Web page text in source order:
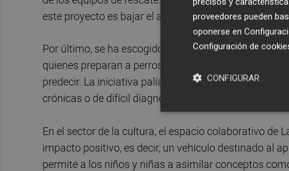
este proyecto es bajar el alto índice de personas
Por último, se ha escogido en el campo de la salud,
quienes preparan a perros de asistencia a
predecir. La iniciativa palía situaciones de
crónicas o de difícil diagnóstico.
En el sector de la cultura, el espacio colaborativo de
impacto positivo, es decir, un vehículo destinado al
permite a los niños y niñas a asimilar conceptos
proveedores pueden
oponerse en
Configuración de
CONFIGURAR